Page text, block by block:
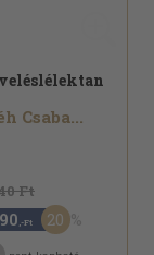
Csaba...
Ft
,-Ft 20